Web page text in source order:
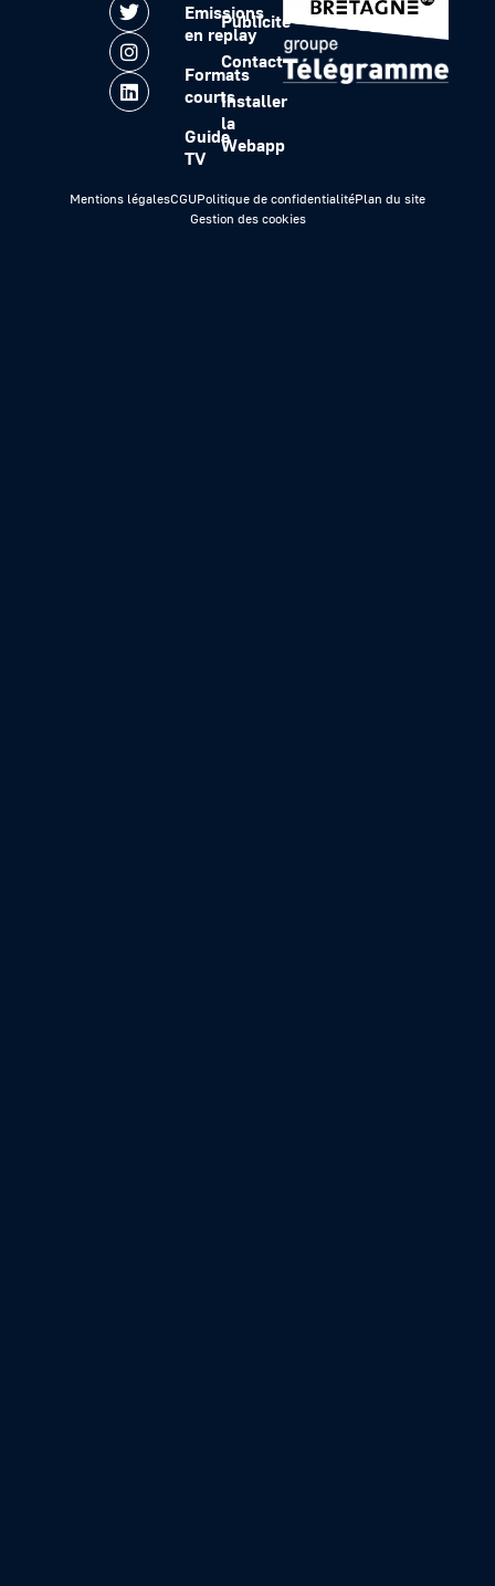
Emissions
en replay
Formats
courts
Guide
TV
Publicité
Contact
Installer
la
Webapp
Mentions légalesCGUPolitique de confidentialitéPlan du site
Gestion des cookies